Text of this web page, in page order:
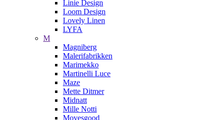
Linie Design
Loom Design
Lovely Linen
LYFA
M
Magniberg
Malerifabrikken
Marimekko
Martinelli Luce
Maze
Mette Ditmer
Midnatt
Mille Notti
Movesgood